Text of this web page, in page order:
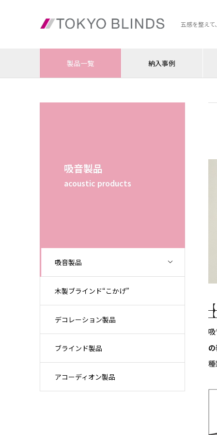
五感を整え
製品一覧 納入事例
吸音製品
acoustic products
吸音製品
木製ブラインド“こかげ”
デコレーション製品
ブラインド製品
アコーディオン製品